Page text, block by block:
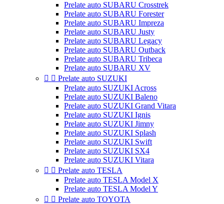
Prelate auto SUBARU Crosstrek
Prelate auto SUBARU Forester
Prelate auto SUBARU Impreza
Prelate auto SUBARU Justy
Prelate auto SUBARU Legacy
Prelate auto SUBARU Outback
Prelate auto SUBARU Tribeca
Prelate auto SUBARU XV
  Prelate auto SUZUKI
Prelate auto SUZUKI Across
Prelate auto SUZUKI Baleno
Prelate auto SUZUKI Grand Vitara
Prelate auto SUZUKI Ignis
Prelate auto SUZUKI Jimny
Prelate auto SUZUKI Splash
Prelate auto SUZUKI Swift
Prelate auto SUZUKI SX4
Prelate auto SUZUKI Vitara
  Prelate auto TESLA
Prelate auto TESLA Model X
Prelate auto TESLA Model Y
  Prelate auto TOYOTA